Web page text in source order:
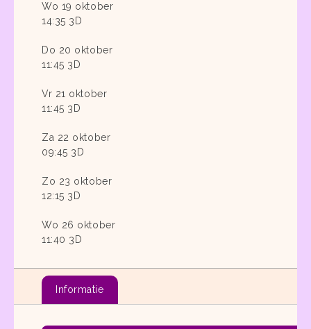
Wo 19 oktober
14:35 3D
Do 20 oktober
11:45 3D
Vr 21 oktober
11:45 3D
Za 22 oktober
09:45 3D
Zo 23 oktober
12:15 3D
Wo 26 oktober
11:40 3D
Informatie